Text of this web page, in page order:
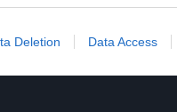
Deletion Data Access